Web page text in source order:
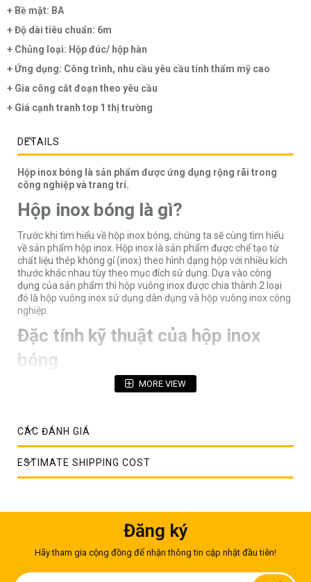
+ Bề mặt: BA
+ Độ dài tiêu chuẩn: 6m
+ Chủng loại: Hộp đúc/ hộp hàn
+ Ứng dụng: Công trình, nhu cầu yêu cầu tính thẩm mỹ cao
+ Gia công cắt đoạn theo yêu cầu
+ Giá cạnh tranh top 1 thị trường
DETAILS
Hộp inox bóng là sản phẩm được ứng dụng rộng rãi trong
công nghiệp và trang trí.
Hộp inox bóng là gì?
Trước khi tìm hiểu về hộp inox bóng, chúng ta sẽ cùng tìm hiểu
về sản phẩm hộp inox. Hộp inox là sản phẩm được chế tạo từ
chất liệu thép không gỉ (inox) theo hình dạng hộp với nhiều kích
thước khác nhau tùy theo mục đích sử dụng. Dựa vào công
dụng của sản phẩm thì hộp vuông inox được chia thành 2 loại
đó là hộp vuông inox sử dụng dân dụng và hộp vuông inox công
nghiệp.
Đặc tính kỹ thuật của hộp inox
bóng
Hộp bóng inox là sản phẩm có bề mặt bóng BA. Mỗi loại màu
MORE VIEW
CÁC ĐÁNH GIÁ
ESTIMATE SHIPPING COST
Đăng ký
Hãy tham gia cộng đồng để nhận thông tin cập nhật đầu tiên!
Đăng